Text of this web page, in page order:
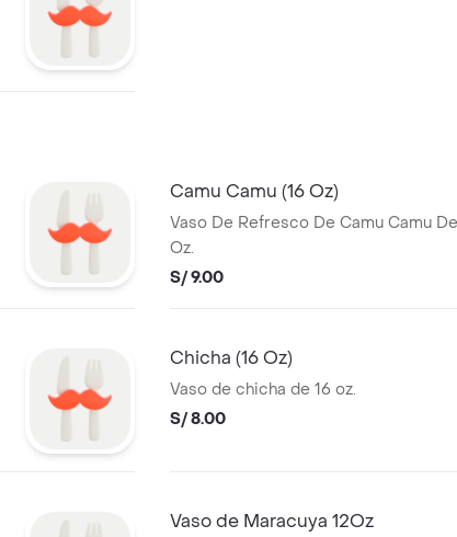
Camu Camu (16 Oz)
Vaso De Refresco De Camu Camu
Oz.
S/ 9.00
Chicha (16 Oz)
Vaso de chicha de 16 oz.
S/ 8.00
Vaso de Maracuya 12Oz